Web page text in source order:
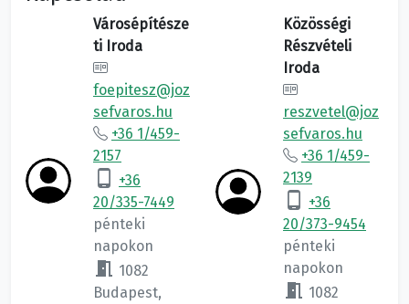
Városépítésze
ti Iroda
foepitesz@joz
sefvaros.hu
+36 1/459-
2157
phone_android +36
20/335-7449
pénteki
napokon
meeting_room 1082
Budapest,
Közösségi
Részvételi
Iroda
reszvetel@joz
sefvaros.hu
+36 1/459-
2139
phone_android +36
20/373-9454
pénteki
napokon
meeting_room 1082